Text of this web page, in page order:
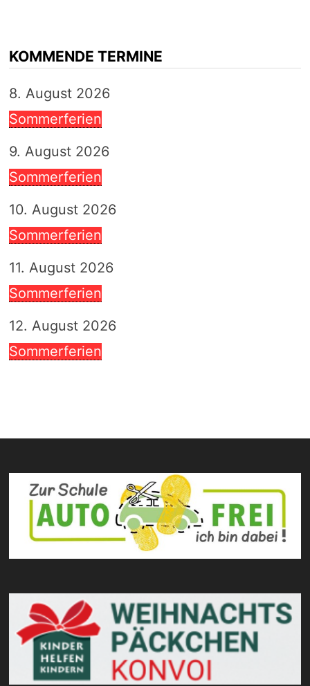
KOMMENDE TERMINE
8. August 2026
Sommerferien
9. August 2026
Sommerferien
10. August 2026
Sommerferien
11. August 2026
Sommerferien
12. August 2026
Sommerferien